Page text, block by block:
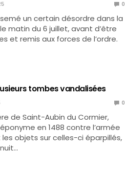
0
un certain désordre dans la
matin du 6 juillet, avant d’être
et remis aux forces de l’ordre.
tombes vandalisées
0
de Saint-Aubin du Cormier,
en 1488 contre l’armée
objets sur celles-ci éparpillés,